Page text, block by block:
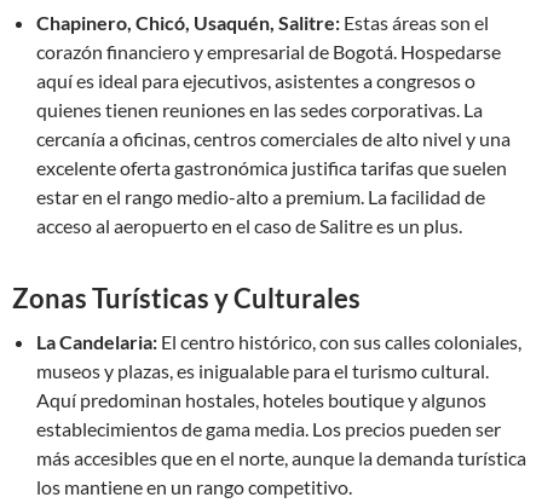
Chapinero, Chicó, Usaquén, Salitre: Estas áreas son el
corazón financiero y empresarial de Bogotá. Hospedarse
aquí es ideal para ejecutivos, asistentes a congresos o
quienes tienen reuniones en las sedes corporativas. La
cercanía a oficinas, centros comerciales de alto nivel y una
excelente oferta gastronómica justifica tarifas que suelen
estar en el rango medio-alto a premium. La facilidad de
acceso al aeropuerto en el caso de Salitre es un plus.
Zonas Turísticas y Culturales
La Candelaria: El centro histórico, con sus calles coloniales,
museos y plazas, es inigualable para el turismo cultural.
Aquí predominan hostales, hoteles boutique y algunos
establecimientos de gama media. Los precios pueden ser
más accesibles que en el norte, aunque la demanda turística
los mantiene en un rango competitivo.